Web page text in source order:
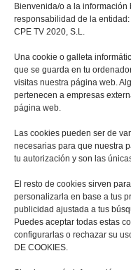
Bienvenida/o a la
responsabilidad de la entidad:
CPE TV 2020, S.L.
Una cookie o galleta
que se guarda en tu
visitas nuestra página web.
pertenecen a empresas
página web.
Las cookies pueden ser de
necesarias para que nuestra
tu autorización y son las
El resto de cookies sirven
personalizarla en base a tus
publicidad ajustada a tus
Puedes aceptar todas estas
configurarlas o rechazar su
DE COOKIES.
Parece que no se
¿Desea intentar una